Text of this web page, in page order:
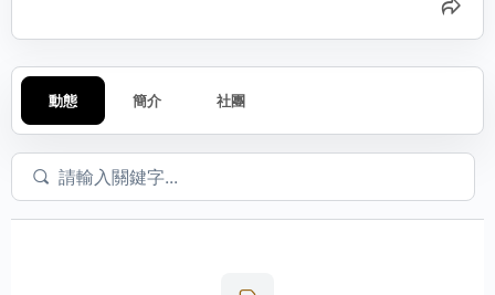
分
動態 簡介 社團